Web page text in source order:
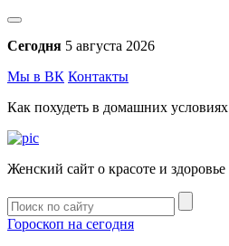
Сегодня 5 августа 2026
Мы в ВК Контакты
Как похудеть в домашних условиях
Женский сайт о красоте и здоровье
Гороскоп на сегодня